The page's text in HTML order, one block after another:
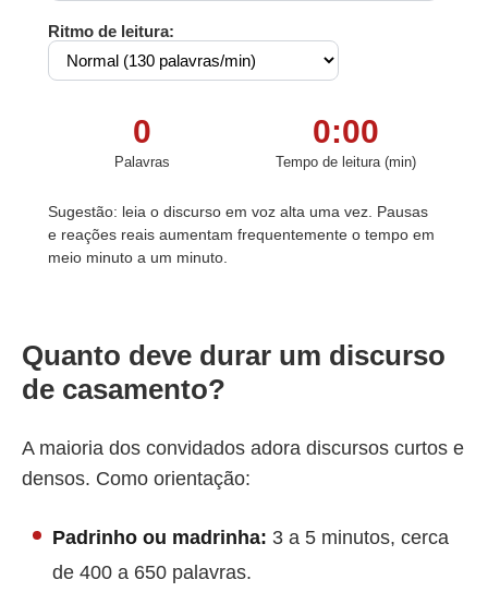
Ritmo de leitura:
0
Palavras
0:00
Tempo de leitura (min)
Sugestão: leia o discurso em voz alta uma vez. Pausas
e reações reais aumentam frequentemente o tempo em
meio minuto a um minuto.
Quanto deve durar um discurso
de casamento?
A maioria dos convidados adora discursos curtos e
densos. Como orientação:
Padrinho ou madrinha: 3 a 5 minutos, cerca
de 400 a 650 palavras.